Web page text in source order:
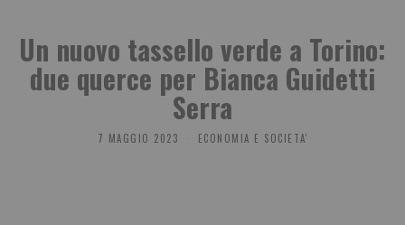
Un nuovo tassello verde a Torino:
due querce per Bianca Guidetti
Serra
7 MAGGIO 2023 ECONOMIA E SOCIETA'